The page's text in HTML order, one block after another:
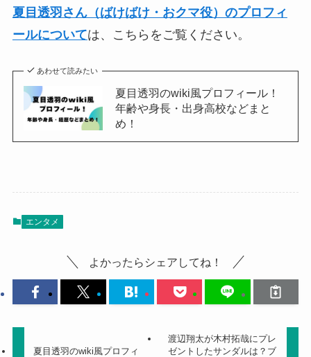
夏目透羽さん（ばけばけ・おクマ役）のプロフィ
ールについては、こちらをご覧ください。
あわせて読みたい
夏目透羽のwiki風プロフィール！
年齢や身長・出身高校などまと
め！
エンタメ
よかったらシェアしてね！
夏目透羽のwiki風プロフィ
渡辺翔太が木村拓哉にプレ
ゼントしたサンダルは？ブ